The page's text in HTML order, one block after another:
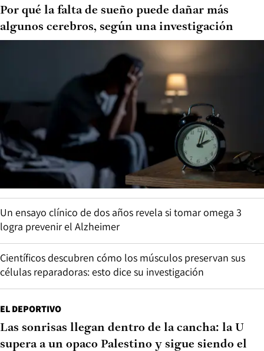
Por qué la falta de sueño puede dañar más
algunos cerebros, según una investigación
Un ensayo clínico de dos años revela si tomar omega 3
logra prevenir el Alzheimer
Científicos descubren cómo los músculos preservan sus
células reparadoras: esto dice su investigación
EL DEPORTIVO
Las sonrisas llegan dentro de la cancha: la U
supera a un opaco Palestino y sigue siendo el